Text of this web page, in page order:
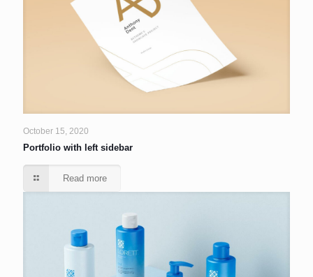
October 15, 2020
Portfolio with left sidebar
Read more